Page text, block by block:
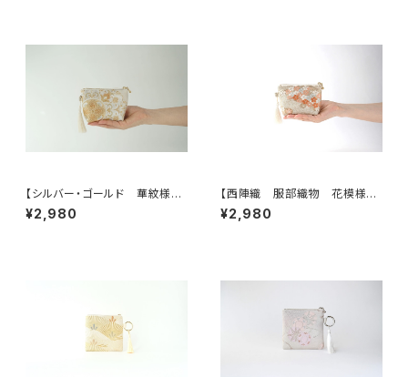
【シルバー・ゴールド 華紋様
シルク帯リメイクミニポーチ】カ
ードケース、ポーチ小さめ、ジュ
¥2,980
【西陣織 服部織物 花模様
帯リメイクミニポーチ】カードケ
ース、ポーチ小さめ、ジュエリー
¥2,980